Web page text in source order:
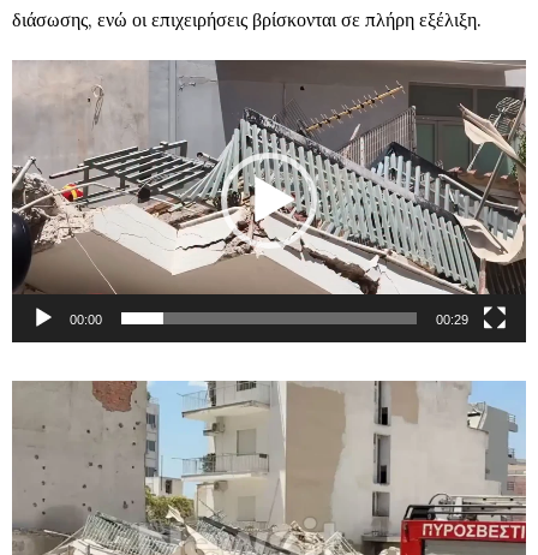
διάσωσης, ενώ οι επιχειρήσεις βρίσκονται σε πλήρη εξέλιξη.
Player
00:00 00:29